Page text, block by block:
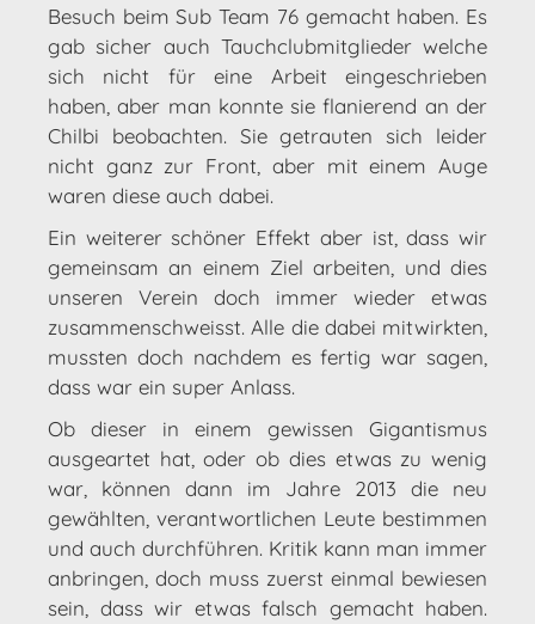
Besuch beim Sub Team 76 gemacht haben. Es
gab sicher auch Tauchclubmitglieder welche
sich nicht für eine Arbeit eingeschrieben
haben, aber man konnte sie flanierend an der
Chilbi beobachten. Sie getrauten sich leider
nicht ganz zur Front, aber mit einem Auge
waren diese auch dabei.
Ein weiterer schöner Effekt aber ist, dass wir
gemeinsam an einem Ziel arbeiten, und dies
unseren Verein doch immer wieder etwas
zusammenschweisst. Alle die dabei mitwirkten,
mussten doch nachdem es fertig war sagen,
dass war ein super Anlass.
Ob dieser in einem gewissen Gigantismus
ausgeartet hat, oder ob dies etwas zu wenig
war, können dann im Jahre 2013 die neu
gewählten, verantwortlichen Leute bestimmen
und auch durchführen. Kritik kann man immer
anbringen, doch muss zuerst einmal bewiesen
sein, dass wir etwas falsch gemacht haben.